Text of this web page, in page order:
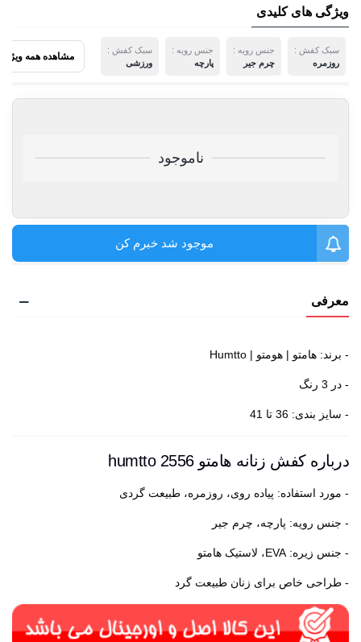
ویژگی های کلیدی
سبک کفش :
روزمره
جنس رویه :
چرم جیر
جنس رویه :
پارچه
سبک کفش :
ورزشی
مشاهده همه
ناموجود
موجود شد خبرم کن
معرفی
- برند: هامتو | هومتو | Humtto
- در 3 رنگ
- سایز بندی: 36 تا 41
درباره کفش زنانه هامتو humtto 2556
- مورد استفاده: پیاده روی، روزمره، طبیعت گردی
- جنس رویه: پارچه، چرم جیر
- جنس زیره: EVA، لاستیک هامتو
- طراحی خاص برای زنان طبیعت گرد